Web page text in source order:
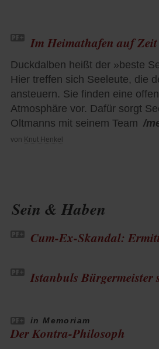
Im Heimathafen auf Zeit
Duckdalben heißt der »beste
Hier treffen sich Seeleute, die
ansteuern. Sie finden eine
Atmosphäre vor. Dafür sorgt
Oltmanns mit seinem Team /
von Knut Henkel
Sein & Haben
Cum-Ex-Skandal:
Istanbuls
in Memoriam
Der Kontra-Philosoph